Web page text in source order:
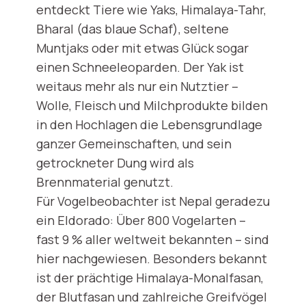
entdeckt Tiere wie Yaks, Himalaya-Tahr,
Bharal (das blaue Schaf), seltene
Muntjaks oder mit etwas Glück sogar
einen Schneeleoparden. Der Yak ist
weitaus mehr als nur ein Nutztier –
Wolle, Fleisch und Milchprodukte bilden
in den Hochlagen die Lebensgrundlage
ganzer Gemeinschaften, und sein
getrockneter Dung wird als
Brennmaterial genutzt.
Für Vogelbeobachter ist Nepal geradezu
ein Eldorado: Über 800 Vogelarten –
fast 9 % aller weltweit bekannten – sind
hier nachgewiesen. Besonders bekannt
ist der prächtige Himalaya-Monalfasan,
der Blutfasan und zahlreiche Greifvögel